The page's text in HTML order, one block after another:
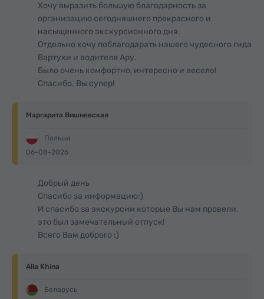
Хочу выразить большую благодарность за
организацию сегодняшнего прекрасного и
насыщенного экскурсионного дня.
Отдельно хочу поблагодарать нашего чудесного гида
Вартухи и водителя Ару.
Было очень комфортно, интересно и весело!
Спасибо. Вы супер!
Маргарита Вишневская
Польша
06-08-2026
Добрый день
Спасибо за информацию:)
И спасибо за экскурсии которые Вы нам провели,
это был замечательный отпуск!
Всего Вам доброго :)
Alla Khina
Беларусь